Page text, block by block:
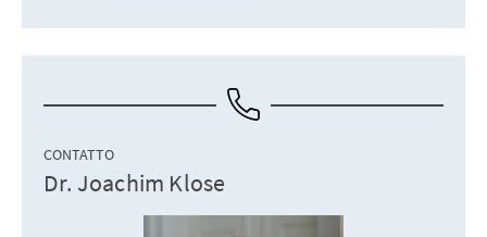
CONTATTO
Dr. Joachim Klose